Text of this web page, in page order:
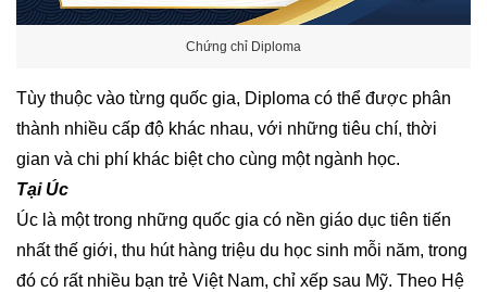
Chứng chỉ Diploma
Tùy thuộc vào từng quốc gia, Diploma có thể được phân
thành nhiều cấp độ khác nhau, với những tiêu chí, thời
gian và chi phí khác biệt cho cùng một ngành học.
Tại Úc
Úc là một trong những quốc gia có nền giáo dục tiên tiến
nhất thế giới, thu hút hàng triệu du học sinh mỗi năm, trong
đó có rất nhiều bạn trẻ Việt Nam, chỉ xếp sau Mỹ. Theo Hệ